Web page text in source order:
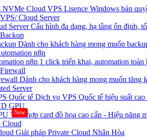
NVMe Cloud VPS Lisence Windows bản
ServerCấu hình đa dạng, hạ tầng ổn định,
Dành cho khách hàng mong muốn
n8n 1 click triển khai, automation toàn
Dành cho khách hàng mong muốn tăng
Quốc tế Dịch vụ VPS Quốc tế hiệu suất
New
Tích hợp card đồ họa cao cấp - Hiệu năng
Giải pháp Private Cloud Nhân Hòa